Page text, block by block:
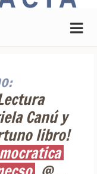
Canú y
libro!